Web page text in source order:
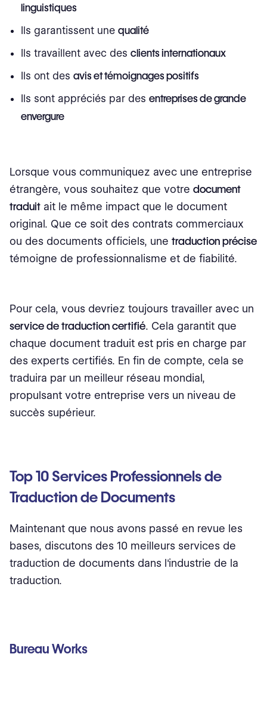
linguistiques
Ils garantissent unequalité
Ils travaillent avec desclients internationaux
Ils ont desavis et témoignages positifs
Ils sont appréciés par desentreprises de grande
envergure
Lorsque vous communiquez avec une entreprise
étrangère, vous souhaitez que votre document
traduit ait le même impact que le document
original. Que ce soit des contrats commerciaux
ou des documents officiels, une traduction précise
témoigne de professionnalisme et de fiabilité.
Pour cela, vous devriez toujours travailler avec un
service de traduction certifié. Cela garantit que
chaque document traduit est pris en charge par
des experts certifiés. En fin de compte, cela se
traduira par un meilleur réseau mondial,
propulsant votre entreprise vers un niveau de
succès supérieur.
Top 10 Services Professionnels de
Traduction de Documents
Maintenant que nous avons passé en revue les
bases, discutons des 10 meilleurs services de
traduction de documents dans l'industrie de la
traduction.
Bureau Works